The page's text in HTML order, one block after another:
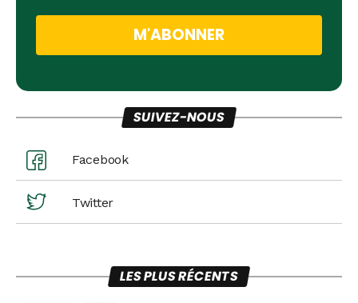
SUIVEZ-NOUS
Facebook
Twitter
LES PLUS RÉCENTS